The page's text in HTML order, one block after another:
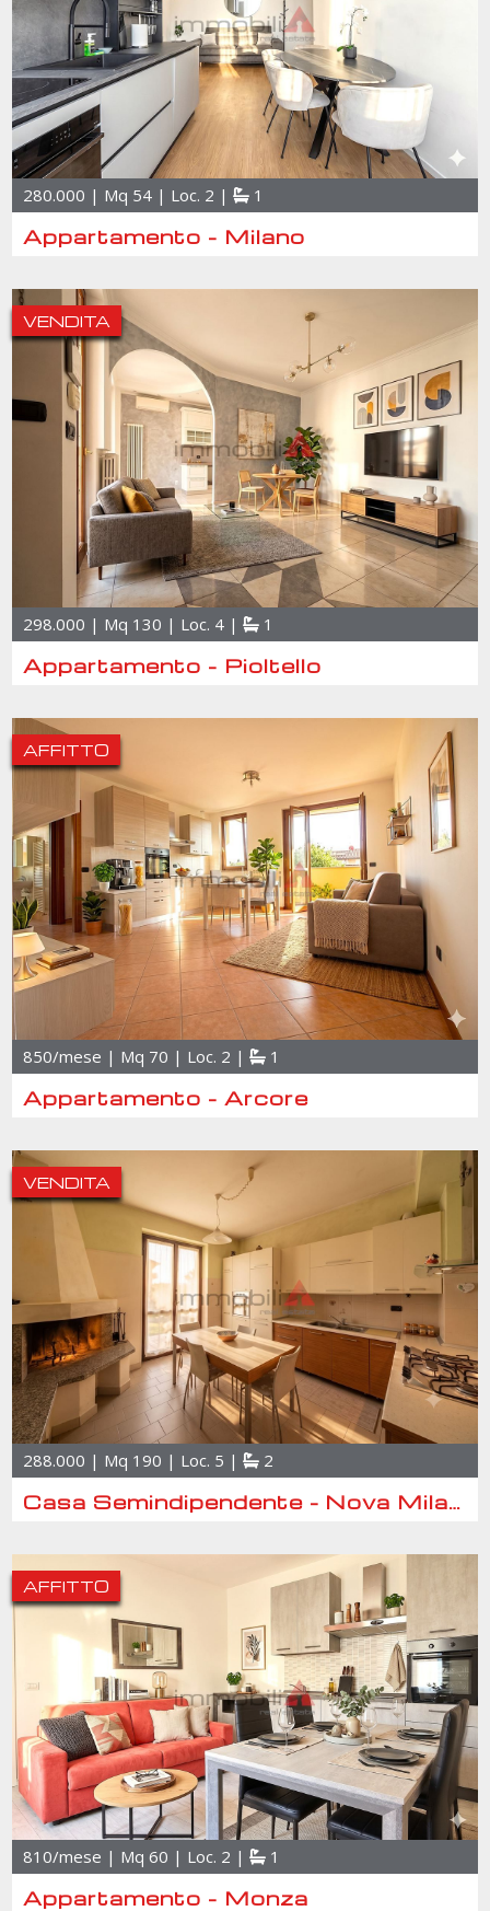
280.000 | Mq 54 | Loc. 2 | 1
Appartamento - Milano
VENDITA
298.000 | Mq 130 | Loc. 4 | 1
Appartamento - Pioltello
AFFITTO
850/mese | Mq 70 | Loc. 2 | 1
Appartamento - Arcore
VENDITA
288.000 | Mq 190 | Loc. 5 | 2
AFFITTO
810/mese | Mq 60 | Loc. 2 | 1
Appartamento - Monza